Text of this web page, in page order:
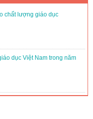
chất lượng giáo dục
dục Việt Nam trong năm